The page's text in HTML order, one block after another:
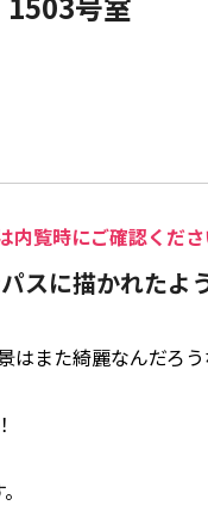
内覧時にご確認くだ
スに描かれたよ
はまた綺麗なんだろ